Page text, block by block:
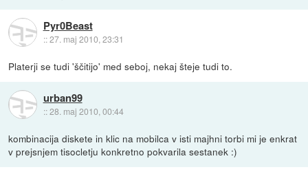
Pyr0Beast
::27. maj 2010, 23:31
Platerji se tudi 'ščitijo' med seboj, nekaj šteje tudi to.
urban99
::28. maj 2010, 00:44
kombinacija diskete in klic na mobilca v isti majhni torbi mi je enkrat
v prejsnjem tisocletju konkretno pokvarila sestanek :)